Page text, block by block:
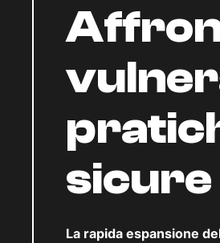
sicure
La rapida espansione